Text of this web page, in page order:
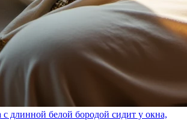
длинной белой бородой сидит у окна,